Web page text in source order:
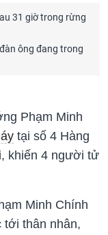
31 giờ trong rừng
ông đang trong
Phạm Minh
tại số 4 Hàng
khiến 4 người tử
Minh Chính
tới thân nhân,